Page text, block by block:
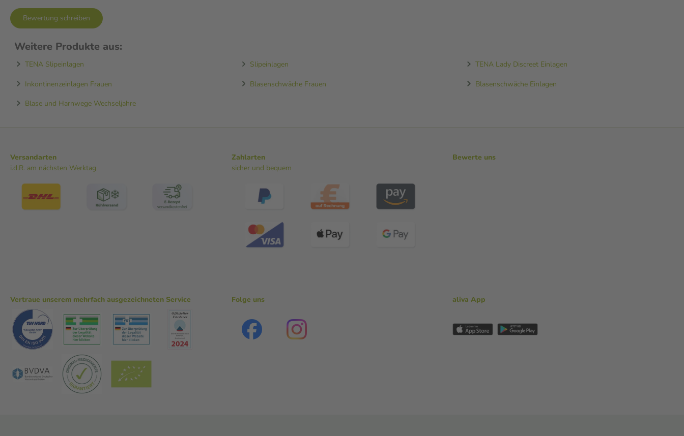
Bewertung schreiben
Weitere Produkte aus:
TENA Slipeinlagen Slipeinlagen TENA Lady Discreet Einlagen
Inkontinenzeinlagen Frauen Blasenschwäche Frauen Blasenschwäche Einlagen
Blase und Harnwege Wechseljahre
Versandarten
i.d.R. am nächsten Werktag
Zahlarten
sicher und bequem
Bewerte uns
Vertraue unserem mehrfach ausgezeichneten Service Folge uns aliva App